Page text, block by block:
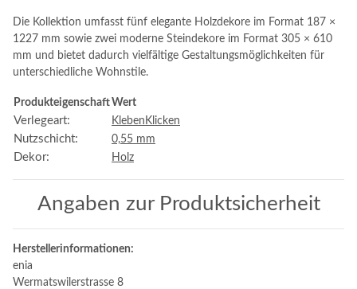
Die Kollektion umfasst fünf elegante Holzdekore im Format 187 ×
1227 mm sowie zwei moderne Steindekore im Format 305 × 610
mm und bietet dadurch vielfältige Gestaltungsmöglichkeiten für
unterschiedliche Wohnstile.
ProdukteigenschaftWert
Verlegeart: Kleben Klicken
Nutzschicht: 0,55 mm
Dekor: Holz
Angaben zur Produktsicherheit
Herstellerinformationen:
enia
Wermatswilerstrasse 8